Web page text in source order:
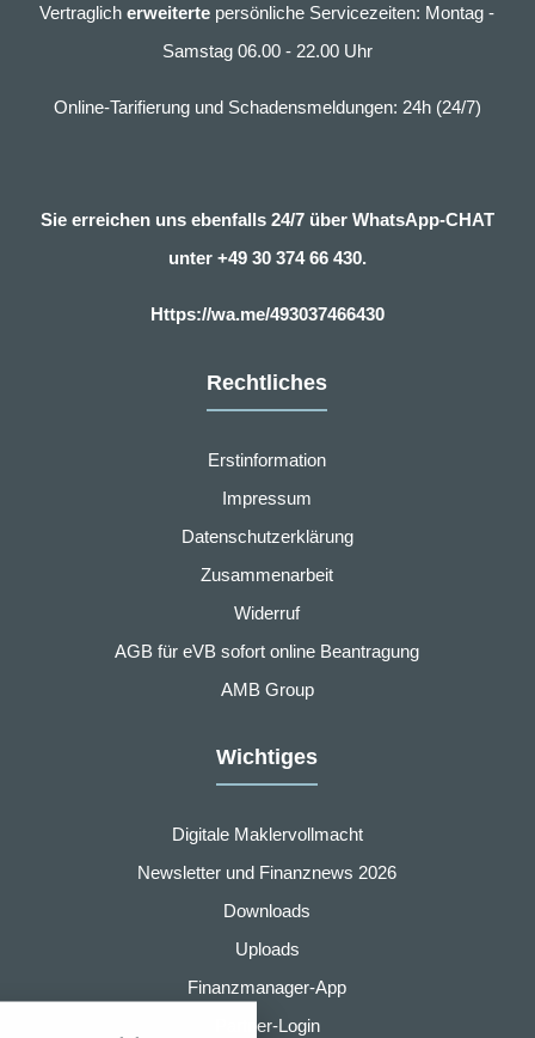
Vertraglicherweiterte persönliche Servicezeiten: Montag -
Samstag 06.00 - 22.00 Uhr
Online-Tarifierung und Schadensmeldungen: 24h (24/7)
Sie erreichen uns ebenfalls 24/7 über WhatsApp-CHAT
unter +49 30 374 66 430.
Https://wa.me/493037466430
Rechtliches
Erstinformation
Impressum
Datenschutzerklärung
Zusammenarbeit
Widerruf
AGB für eVB sofort online Beantragung
AMB Group
Wichtiges
Digitale Maklervollmacht
Newsletter und Finanznews 2026
Downloads
Uploads
Finanzmanager-App
Partner-Login